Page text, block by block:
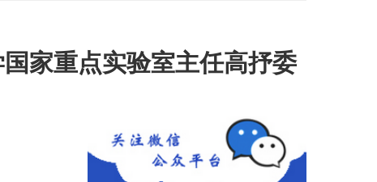
家重点实验室主任高抒委